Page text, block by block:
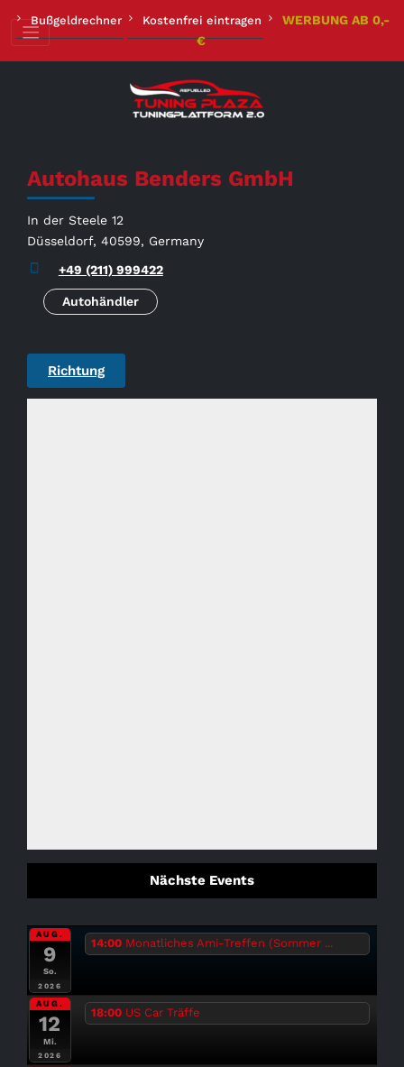
Inhalt
springen
Bußgeldrechner Kostenfrei eintragen
WERBUNG AB 0,-
€
Autohaus Benders GmbH
In der Steele 12
Düsseldorf, 40599, Germany
+49 (211) 999422
Autohändler
Richtung
Nächste Events
AUG.
9
So.
2026
14:00 Monatliches Ami-Treffen (Sommer ...
AUG.
12
Mi.
2026
18:00 US Car Träffe